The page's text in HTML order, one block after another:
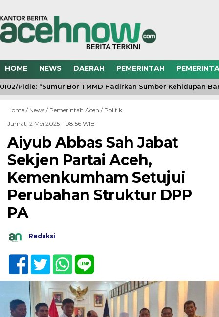
HOME NEWS DAERAH PEMERINTAH
Pidie: “Sumur Bor TMMD Hadirkan Sumber Kehidupan
Home / News / Pemerintah Aceh / Politik
Jumat, 2 Mei 2025 - 08:56 WIB
Aiyub Abbas Sah Jabat
Sekjen Partai Aceh,
Kemenkumham Setujui
Perubahan Struktur DPP
PA
Redaksi